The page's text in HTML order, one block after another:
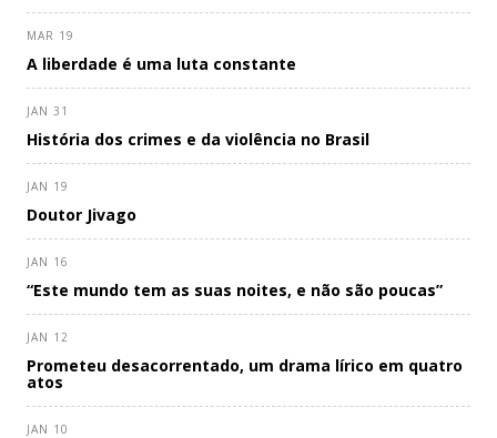
MAR 19
A liberdade é uma luta constante
JAN 31
História dos crimes e da violência no Brasil
JAN 19
Doutor Jivago
JAN 16
“Este mundo tem as suas noites, e não são poucas”
JAN 12
Prometeu desacorrentado, um drama lírico em quatro
atos
JAN 10